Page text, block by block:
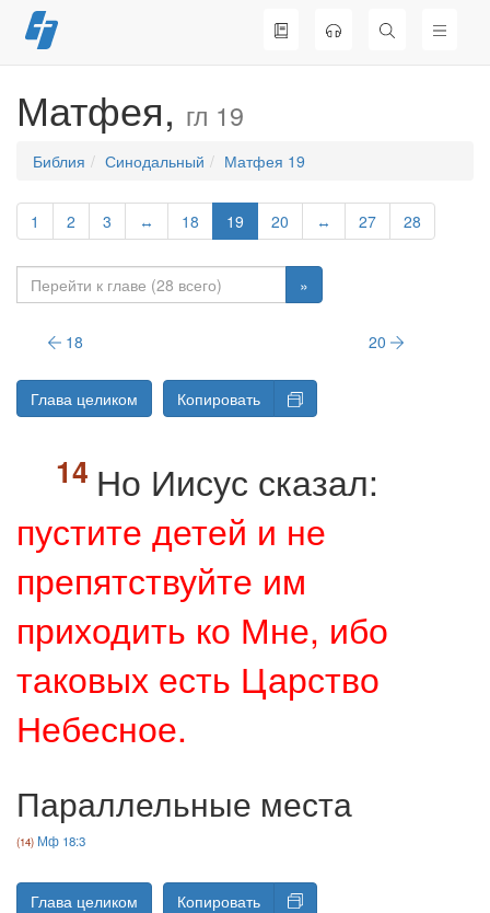
Перейти
к
Матфея, гл 19
Библия Синодальный Матфея 19
1 2 3 ↔ 18 19 20 ↔ 27 28
»
18 20
Глава целиком Копировать
Но Иисус сказал:
пустите детей и не
препятствуйте им
приходить ко Мне, ибо
таковых есть Царство
Небесное.
Параллельные места
Мф 18:3
Глава целиком Копировать